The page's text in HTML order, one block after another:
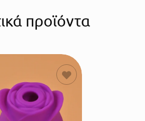
προϊόντα
ΠΡΟΣΘΗΚΗ